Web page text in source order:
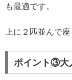
も最適です。
上に２匹並んで
ポイント③大